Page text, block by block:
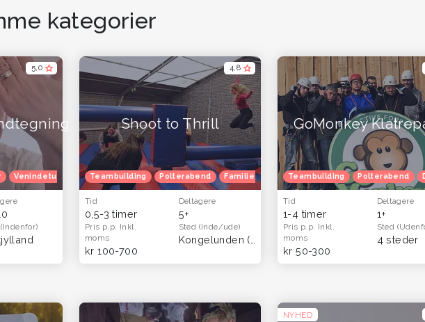
kategorier
5,0
Venindetur Oplevelsesgavekort Oplevelsesgaver til hende Oplevelsesgaver til ham og
(Indenfor)
4,8
Shoot to Thrill
Teambuilding Polterabend Familietur Børnefødselsdag Julefrokost
Tid
0,5-3 timer
Deltagere
5+
Pris p.p. Inkl.
moms
kr 100-700
Sted (Inde/ude)
GoMonkey
Teambuilding Polterabend
Tid
1-4 timer
Deltagere
1+
Pris p.p. Inkl.
moms
kr 50-300
Sted
4 steder
NYHED